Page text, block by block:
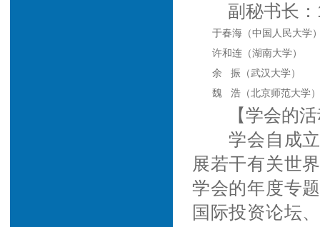
副秘书长：
于春海（中国人民大学
许和连（湖南大学）
余 振（武汉大学）
魏 浩（北京师范大学）
【学会的
学会自成
展若干有关世
学会的年度专
国际投资论坛